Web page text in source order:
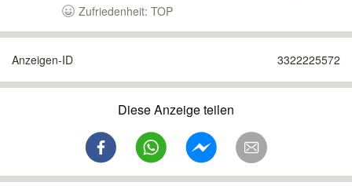
Zufriedenheit: TOP
Anzeigen-ID 3322225572
Diese Anzeige teilen